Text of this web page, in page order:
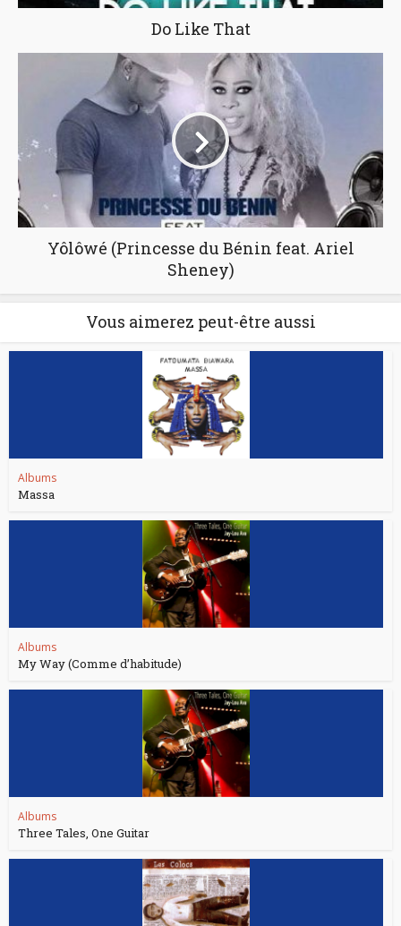
Do Like That
Yôlôwé (Princesse du Bénin feat. Ariel
Sheney)
Vous aimerez peut-être aussi
Albums
Massa
Albums
My Way (Comme d’habitude)
Albums
Three Tales, One Guitar